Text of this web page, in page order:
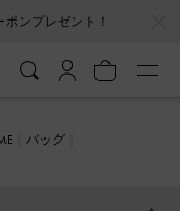
ンプレゼント！
バッグ